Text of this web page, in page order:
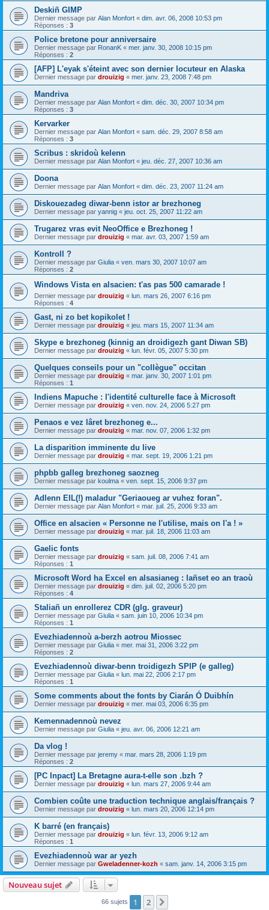
Deskiñ GIMP
Dernier message par Alan Monfort « dim. avr. 06, 2008 10:53 pm
Réponses : 3
Police bretone pour anniversaire
Dernier message par RonanK « mer. janv. 30, 2008 10:15 pm
Réponses : 2
[AFP] L'eyak s'éteint avec son dernier locuteur en Alaska
Dernier message par drouizig « mer. janv. 23, 2008 7:48 pm
Mandriva
Dernier message par Alan Monfort « dim. déc. 30, 2007 10:34 pm
Réponses : 3
Kervarker
Dernier message par Alan Monfort « sam. déc. 29, 2007 8:58 am
Réponses : 3
Scribus : skridoù kelenn
Dernier message par Alan Monfort « jeu. déc. 27, 2007 10:36 am
Doona
Dernier message par Alan Monfort « dim. déc. 23, 2007 11:24 am
Diskouezadeg diwar-benn istor ar brezhoneg
Dernier message par yannig « jeu. oct. 25, 2007 11:22 am
Trugarez vras evit NeoOffice e Brezhoneg !
Dernier message par drouizig « mar. avr. 03, 2007 1:59 am
Kontroll ?
Dernier message par Giulia « ven. mars 30, 2007 10:07 am
Réponses : 2
Windows Vista en alsacien: t'as pas 500 camarade !
Dernier message par drouizig « lun. mars 26, 2007 6:16 pm
Réponses : 4
Gast, ni zo bet kopikolet !
Dernier message par drouizig « jeu. mars 15, 2007 11:34 am
Skype e brezhoneg (kinnig an droidigezh gant Diwan SB)
Dernier message par drouizig « lun. févr. 05, 2007 5:30 pm
Quelques conseils pour un "collègue" occitan
Dernier message par drouizig « mar. janv. 30, 2007 1:01 pm
Réponses : 1
Indiens Mapuche : l'identité culturelle face à Microsoft
Dernier message par drouizig « ven. nov. 24, 2006 5:27 pm
Penaos e vez lâret brezhoneg e...
Dernier message par drouizig « mar. nov. 07, 2006 1:32 pm
La disparition imminente du live
Dernier message par drouizig « mar. sept. 19, 2006 1:21 pm
phpbb galleg brezhoneg saozneg
Dernier message par koulma « ven. sept. 15, 2006 9:37 pm
Adlenn EIL(!) maladur "Geriaoueg ar vuhez foran".
Dernier message par Alan Monfort « mar. juil. 25, 2006 9:33 am
Office en alsacien « Personne ne l'utilise, mais on l'a ! »
Dernier message par drouizig « mar. juil. 18, 2006 11:03 am
Gaelic fonts
Dernier message par drouizig « sam. juil. 08, 2006 7:41 am
Réponses : 1
Microsoft Word ha Excel en alsasianeg : lañset eo an traoù
Dernier message par drouizig « dim. juil. 02, 2006 5:20 pm
Réponses : 4
Staliañ un enrollerez CDR (glg. graveur)
Dernier message par Giulia « sam. juin 10, 2006 10:34 pm
Réponses : 1
Evezhiadennoù a-berzh aotrou Miossec
Dernier message par Giulia « mer. mai 31, 2006 3:22 pm
Réponses : 2
Evezhiadennoù diwar-benn troidigezh SPIP (e galleg)
Dernier message par Giulia « lun. mai 22, 2006 2:17 pm
Réponses : 1
Some comments about the fonts by Ciarán Ó Duibhín
Dernier message par drouizig « mer. mai 03, 2006 6:35 pm
Kemennadennoù nevez
Dernier message par Giulia « jeu. avr. 06, 2006 12:21 am
Da vlog !
Dernier message par jeremy « mar. mars 28, 2006 1:19 pm
Réponses : 2
[PC Inpact] La Bretagne aura-t-elle son .bzh ?
Dernier message par drouizig « lun. mars 27, 2006 9:44 am
Combien coûte une traduction technique anglais/français ?
Dernier message par drouizig « lun. mars 20, 2006 12:14 pm
K barré (en français)
Dernier message par drouizig « lun. févr. 13, 2006 9:12 am
Réponses : 1
Evezhiadennoù war ar yezh
Dernier message par Gweladenner-kozh « sam. janv. 14, 2006 3:15 pm
Nouveau sujet
66 sujets 1 2